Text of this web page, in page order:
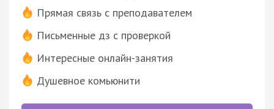
Прямая связь с преподавателем
Письменные дз с проверкой
Интересные онлайн-занятия
Душевное комьюнити